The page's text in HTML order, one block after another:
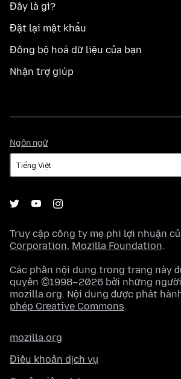
Đây là gì?
Đặt lại mật khẩu
Đồng bộ hoá dữ liệu của bạn
Nhận trợ giúp
Ngôn ngữ
ngữ
Truy cập công ty mẹ phi lợi nhuận
Corporation, Mozilla Foundation.
Các phần nội dung trong trang này
quyền ©1998–2026 bởi những
mozilla.org. Nội dung được phát
phép Creative Commons.
mozilla.org
Điều khoản dịch vụ